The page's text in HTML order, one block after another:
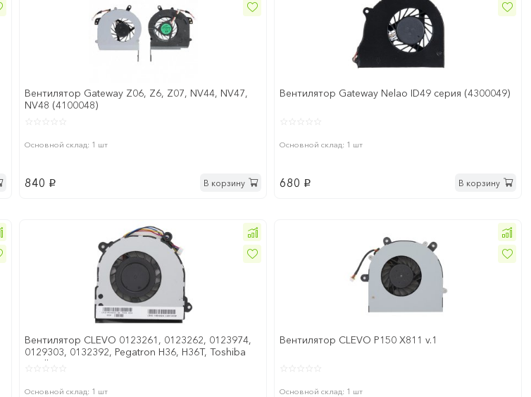
Вентилятор Gateway Z06, Z6, Z07, NV44, NV47,
NV48 (4100048)
Основной склад: 1 шт
840 p В корзину
Вентилятор Gateway Nelao ID49 серия (4300049)
Основной склад: 1 шт
680 p В корзину
Вентилятор CLEVO 0123261, 0123262, 0123974,
0129303, 0132392, Pegatron H36, H36T, Toshiba
Satellite
Основной склад: 1 шт
Вентилятор CLEVO P150 X811 v.1
Основной склад: 1 шт